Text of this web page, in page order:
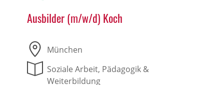
Ausbilder (m/w/d) Koch
München
Soziale Arbeit, Pädagogik &
Weiterbildung